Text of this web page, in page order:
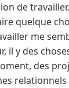
de
quelque
me
il y des
des
relationnels